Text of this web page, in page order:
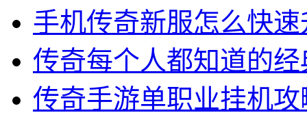
手机传奇新服怎么快
传奇每个人都知道的经
传奇手游单职业挂机